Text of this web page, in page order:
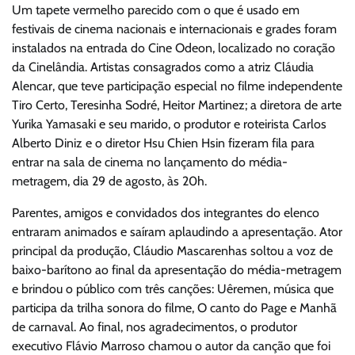
Um tapete vermelho parecido com o que é usado em
festivais de cinema nacionais e internacionais e grades foram
instalados na entrada do Cine Odeon, localizado no coração
da Cinelândia. Artistas consagrados como a atriz Cláudia
Alencar, que teve participação especial no filme independente
Tiro Certo, Teresinha Sodré, Heitor Martinez; a diretora de arte
Yurika Yamasaki e seu marido, o produtor e roteirista Carlos
Alberto Diniz e o diretor Hsu Chien Hsin fizeram fila para
entrar na sala de cinema no lançamento do média-
metragem, dia 29 de agosto, às 20h.
Parentes, amigos e convidados dos integrantes do elenco
entraram animados e saíram aplaudindo a apresentação. Ator
principal da produção, Cláudio Mascarenhas soltou a voz de
baixo-barítono ao final da apresentação do média-metragem
e brindou o público com três canções: Uêremen, música que
participa da trilha sonora do filme, O canto do Page e Manhã
de carnaval. Ao final, nos agradecimentos, o produtor
executivo Flávio Marroso chamou o autor da canção que foi